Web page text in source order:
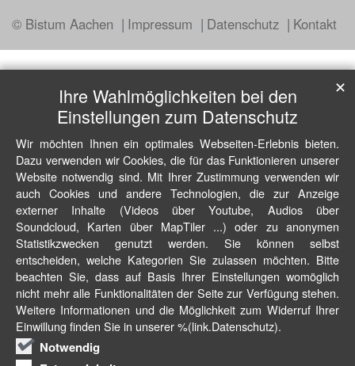
© Bistum Aachen Impressum Datenschutz Kontakt
Ihre Wahlmöglichkeiten bei den
Einstellungen zum Datenschutz
Wir möchten Ihnen ein optimales Webseiten-Erlebnis bieten.
Dazu verwenden wir Cookies, die für das Funktionieren unserer
Website notwendig sind. Mit Ihrer Zustimmung verwenden wir
auch Cookies und andere Technologien, die zur Anzeige
externer Inhalte (Videos über Youtube, Audios über
Soundcloud, Karten über MapTiler ...) oder zu anonymen
Statistikzwecken genutzt werden. Sie können selbst
entscheiden, welche Kategorien Sie zulassen möchten. Bitte
beachten Sie, dass auf Basis Ihrer Einstellungen womöglich
nicht mehr alle Funktionalitäten der Seite zur Verfügung stehen.
Weitere Informationen und die Möglichkeit zum Widerruf Ihrer
Einwillung finden Sie in unserer %(link.Datenschutz).
Notwendig
✕